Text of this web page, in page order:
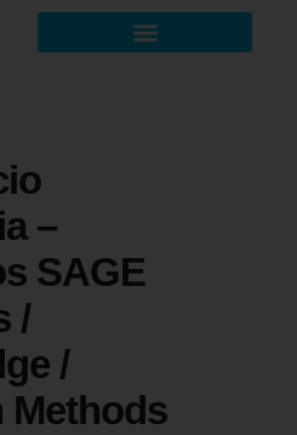
–
SAGE
/
/
Methods